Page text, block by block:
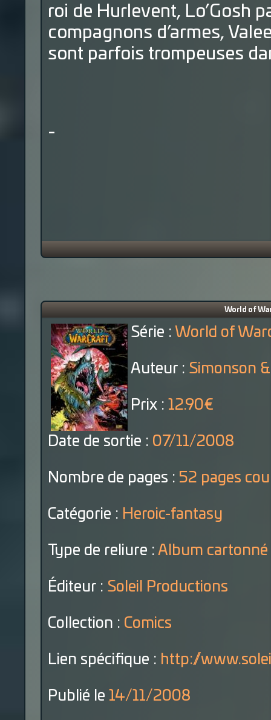
roi de Hurlevent, Lo’Gosh
compagnons d’armes,
sont parfois trompeuses
-
World of
Série : World of
Auteur : Simonson
Prix : 12.90€
Date de sortie : 07/11/2008
Nombre de pages : 52 pages
Catégorie : Heroic-fantasy
Type de reliure : Album cartonné
Éditeur : Soleil Productions
Collection : Comics
Lien spécifique : http://
Publié le 14/11/2008